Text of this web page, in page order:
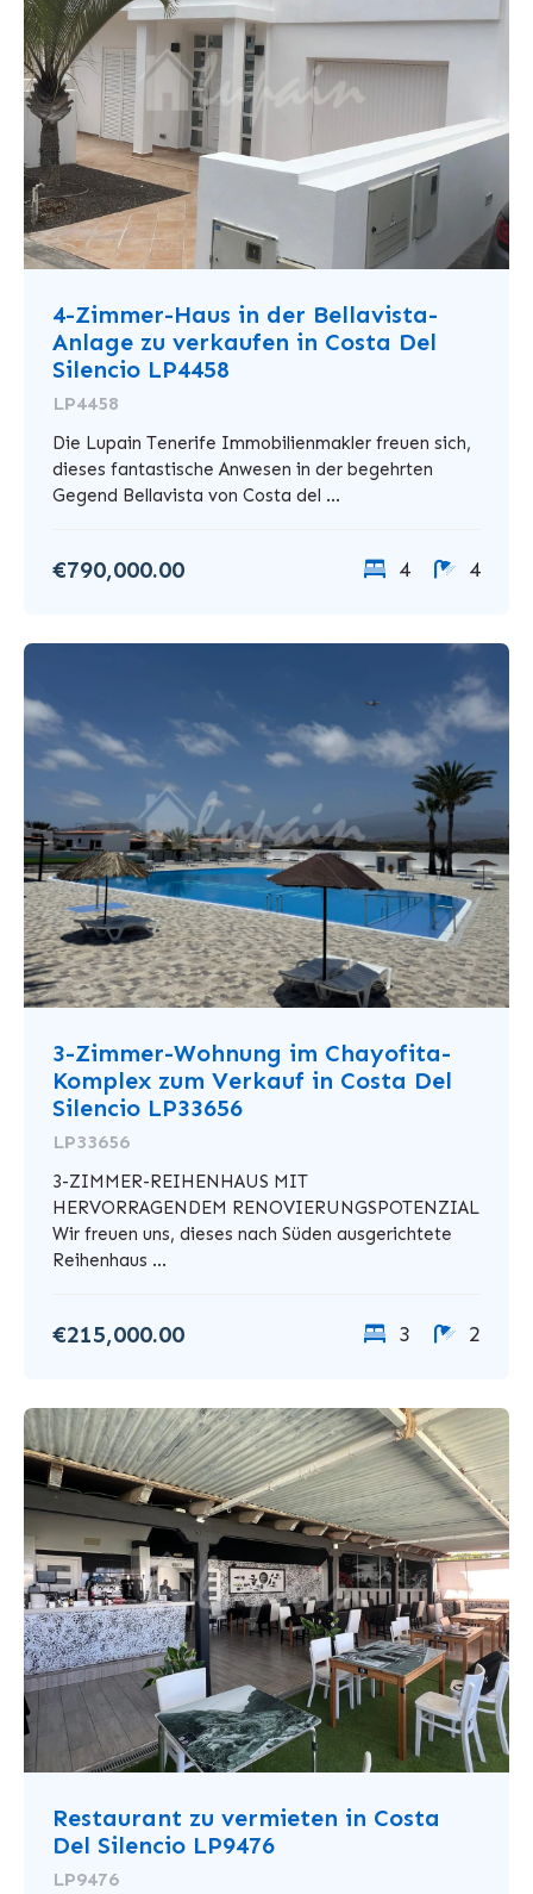
4-Zimmer-Haus in der Bellavista-
Anlage zu verkaufen in Costa Del
Silencio LP4458
LP4458
Die Lupain Tenerife Immobilienmakler freuen sich,
dieses fantastische Anwesen in der begehrten
Gegend Bellavista von Costa del ...
€790,000.00 4 4
3-Zimmer-Wohnung im Chayofita-
Komplex zum Verkauf in Costa Del
Silencio LP33656
LP33656
3-ZIMMER-REIHENHAUS MIT
HERVORRAGENDEM RENOVIERUNGSPOTENZIAL
Wir freuen uns, dieses nach Süden ausgerichtete
Reihenhaus ...
€215,000.00 3 2
Restaurant zu vermieten in Costa
Del Silencio LP9476
LP9476